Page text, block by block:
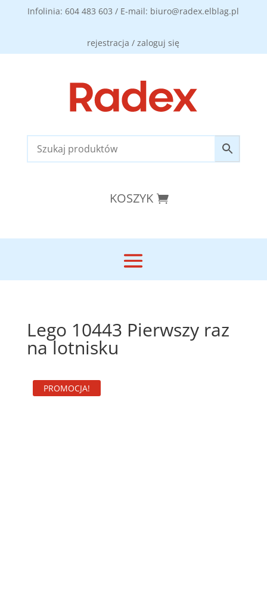
Infolinia: 604 483 603 / E-mail: biuro@radex.elblag.pl
rejestracja / zaloguj się
KOSZYK
Lego 10443 Pierwszy raz
na lotnisku
PROMOCJA!